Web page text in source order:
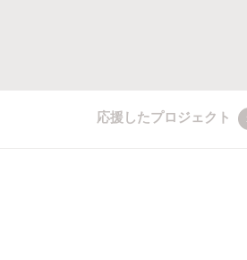
応援したプロジェクト